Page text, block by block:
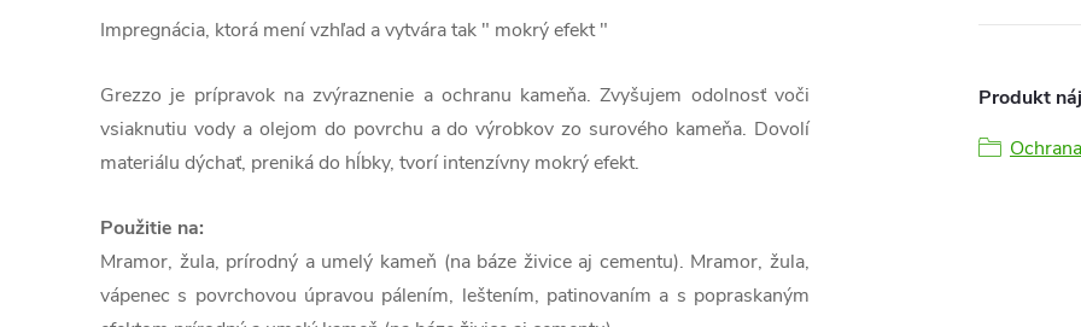
Impregnácia, ktorá mení vzhľad a vytvára tak " mokrý efekt "
Grezzo je prípravok na zvýraznenie a ochranu kameňa. Zvyšujem odolnosť voči
vsiaknutiu vody a olejom do povrchu a do výrobkov zo surového kameňa. Dovolí
materiálu dýchať, preniká do hĺbky, tvorí intenzívny mokrý efekt.
Použitie na:
Mramor, žula, prírodný a umelý kameň (na báze živice aj cementu). Mramor, žula,
vápenec s povrchovou úpravou pálením, leštením, patinovaním a s popraskaným
Produkt